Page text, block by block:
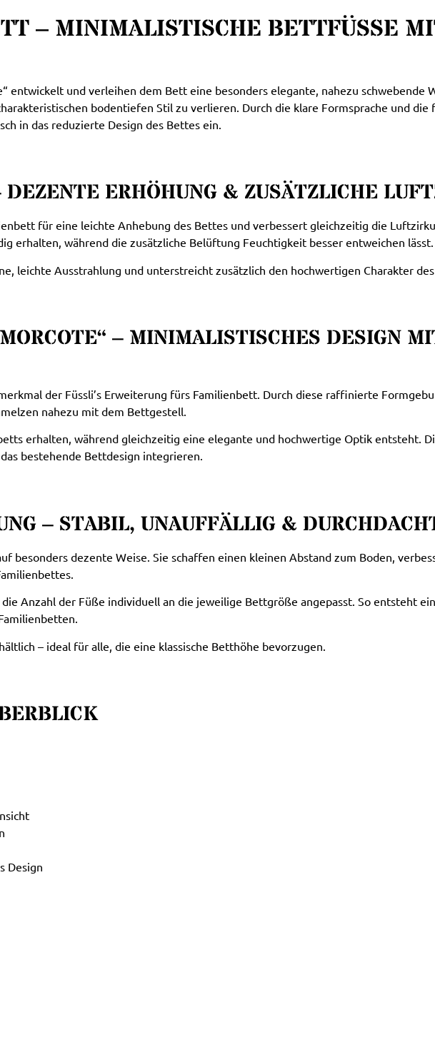
– MINIMALISTISCHE BETTFÜSSE MIT
entwickelt und verleihen dem Bett eine besonders elegante, nahezu schwebende
bodentiefen Stil zu verlieren. Durch die klare Formsprache und die
in das reduzierte Design des Bettes ein.
ERHÖHUNG & ZUSÄTZLICHE
für eine leichte Anhebung des Bettes und verbessert gleichzeitig die
erhalten, während die zusätzliche Belüftung Feuchtigkeit besser entweichen lässt.
leichte Ausstrahlung und unterstreicht zusätzlich den hochwertigen Charakter des
– MINIMALISTISCHES DESIGN
der Füssli’s Erweiterung fürs Familienbett. Durch diese raffinierte
nahezu mit dem Bettgestell.
erhalten, während gleichzeitig eine elegante und hochwertige Optik entsteht.
bestehende Bettdesign integrieren.
– STABIL, UNAUFFÄLLIG &
besonders dezente Weise. Sie schaffen einen kleinen Abstand zum Boden,
Anzahl der Füße individuell an die jeweilige Bettgröße angepasst. So entsteht
– ideal für alle, die eine klassische Betthöhe bevorzugen.
Design